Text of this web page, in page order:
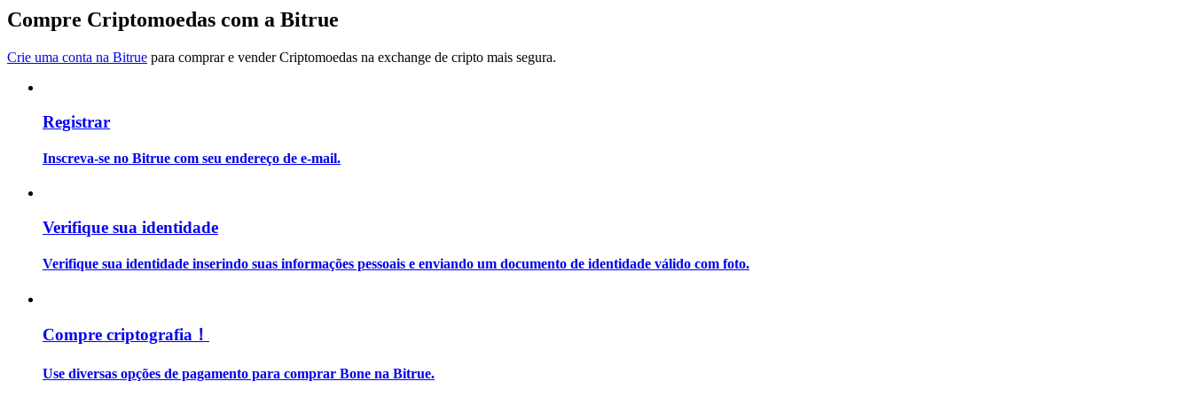
Torne-se um Trader de Cópias
Informação
Análise de big data, incluindo informações comerciais, etc.
Compre Criptomoedas com a Bitrue
Crie uma conta na Bitrue para comprar e vender Criptomoedas na exchange de cripto mais segura.
Registrar
Inscreva-se no Bitrue com seu endereço de e-mail.
Verifique sua identidade
Verifique sua identidade inserindo suas informações pessoais e enviando um documento de identidade válido com foto.
Compre criptografia！
Use diversas opções de pagamento para comprar Bone na Bitrue.